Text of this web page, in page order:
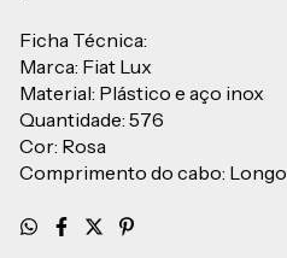
Ficha Técnica:
Marca: Fiat Lux
Material: Plástico e aço inox
Quantidade: 576
Cor: Rosa
Comprimento do cabo: Longo